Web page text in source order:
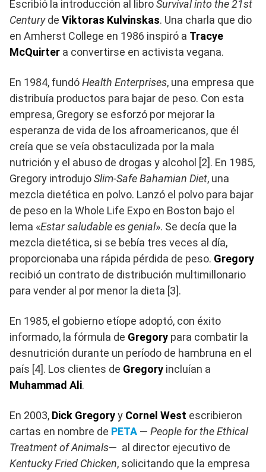
Escribió la introducción al libroSurvival into the 21st
Centuryde Viktoras Kulvinskas. Una charla que dio
en Amherst College en 1986 inspiró a Tracye
McQuirter a convertirse en activista vegana.
En 1984, fundóHealth Enterprises, una empresa que
distribuía productos para bajar de peso. Con esta
empresa, Gregory se esforzó por mejorar la
esperanza de vida de los afroamericanos, que él
creía que se veía obstaculizada por la mala
nutrición y el abuso de drogas y alcohol [2]. En 1985,
Gregory introdujoSlim-Safe Bahamian Diet, una
mezcla dietética en polvo. Lanzó el polvo para bajar
de peso en la Whole Life Expo en Boston bajo el
lema «Estar saludable es genial». Se decía que la
mezcla dietética, si se bebía tres veces al día,
proporcionaba una rápida pérdida de peso. Gregory
recibió un contrato de distribución multimillonario
para vender al por menor la dieta [3].
En 1985, el gobierno etíope adoptó, con éxito
informado, la fórmula de Gregory para combatir la
desnutrición durante un período de hambruna en el
país [4]. Los clientes de Gregory incluían a
Muhammad Ali.
En 2003, Dick Gregoryy Cornel West escribieron
cartas en nombre de PETA — People for the Ethical
Treatment of Animals— al director ejecutivo de
Kentucky Fried Chicken, solicitando que la empresa